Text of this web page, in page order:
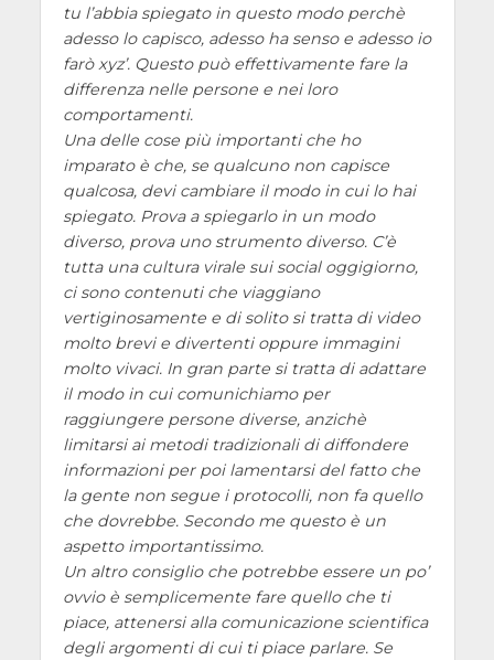
tu l’abbia spiegato in questo modo perchè
adesso lo capisco, adesso ha senso e adesso io
farò xyz. Questo può effettivamente fare la
differenza nelle persone e nei loro
comportamenti.
Una delle cose più importanti che ho
imparato è che, se qualcuno non capisce
qualcosa, devi cambiare il modo in cui lo hai
spiegato. Prova a spiegarlo in un modo
diverso, prova uno strumento diverso. C’è
tutta una cultura virale sui social oggigiorno,
ci sono contenuti che viaggiano
vertiginosamente e di solito si tratta di video
molto brevi e divertenti oppure immagini
molto vivaci. In gran parte si tratta di adattare
il modo in cui comunichiamo per
raggiungere persone diverse, anzichè
limitarsi ai metodi tradizionali di diffondere
informazioni per poi lamentarsi del fatto che
la gente non segue i protocolli, non fa quello
che dovrebbe. Secondo me questo è un
aspetto importantissimo.
Un altro consiglio che potrebbe essere un po’
ovvio è semplicemente fare quello che ti
piace, attenersi alla comunicazione scientifica
degli argomenti di cui ti piace parlare. Se